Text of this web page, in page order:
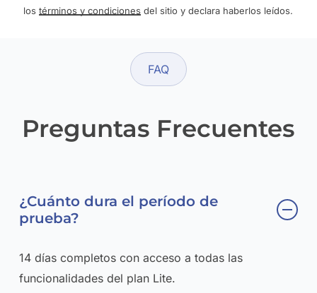
lostérminos y condiciones del sitio y declara haberlos leídos.
FAQ
Preguntas Frecuentes
¿Cuánto dura el período de
prueba?
14 días completos con acceso a todas las
funcionalidades del plan Lite.